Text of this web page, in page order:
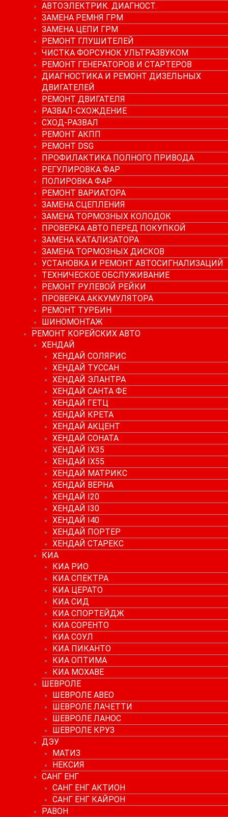
АВТОЭЛЕКТРИК. ДИАГНОСТ.
ЗАМЕНА РЕМНЯ ГРМ
ЗАМЕНА ЦЕПИ ГРМ
РЕМОНТ ГЛУШИТЕЛЕЙ
ЧИСТКА ФОРСУНОК УЛЬТРАЗВУКОМ
РЕМОНТ ГЕНЕРАТОРОВ И СТАРТЕРОВ
ДИАГНОСТИКА И РЕМОНТ ДИЗЕЛЬНЫХ
ДВИГАТЕЛЕЙ
РЕМОНТ ДВИГАТЕЛЯ
РАЗВАЛ-СХОЖДЕНИЕ
СХОД-РАЗВАЛ
РЕМОНТ АКПП
РЕМОНТ DSG
ПРОФИЛАКТИКА ПОЛНОГО ПРИВОДА
РЕГУЛИРОВКА ФАР
ПОЛИРОВКА ФАР
РЕМОНТ ВАРИАТОРА
ЗАМЕНА СЦЕПЛЕНИЯ
ЗАМЕНА ТОРМОЗНЫХ КОЛОДОК
ПРОВЕРКА АВТО ПЕРЕД ПОКУПКОЙ
ЗАМЕНА КАТАЛИЗАТОРА
ЗАМЕНА ТОРМОЗНЫХ ДИСКОВ
УСТАНОВКА И РЕМОНТ АВТОСИГНАЛИЗАЦИЙ
ТЕХНИЧЕСКОЕ ОБСЛУЖИВАНИЕ
РЕМОНТ РУЛЕВОЙ РЕЙКИ
ПРОВЕРКА АККУМУЛЯТОРА
РЕМОНТ ТУРБИН
ШИНОМОНТАЖ
РЕМОНТ КОРЕЙСКИХ АВТО
ХЕНДАЙ
ХЕНДАЙ СОЛЯРИС
ХЕНДАЙ ТУССАН
ХЕНДАЙ ЭЛАНТРА
ХЕНДАЙ САНТА ФЕ
ХЕНДАЙ ГЕТЦ
ХЕНДАЙ КРЕТА
ХЕНДАЙ АКЦЕНТ
ХЕНДАЙ СОНАТА
ХЕНДАЙ IX35
ХЕНДАЙ IX55
ХЕНДАЙ МАТРИКС
ХЕНДАЙ ВЕРНА
ХЕНДАЙ I20
ХЕНДАЙ I30
ХЕНДАЙ I40
ХЕНДАЙ ПОРТЕР
ХЕНДАЙ СТАРЕКС
КИА
КИА РИО
КИА СПЕКТРА
КИА ЦЕРАТО
КИА СИД
КИА СПОРТЕЙДЖ
КИА СОРЕНТО
КИА СОУЛ
КИА ПИКАНТО
КИА ОПТИМА
КИА МОХАВЕ
ШЕВРОЛЕ
ШЕВРОЛЕ АВЕО
ШЕВРОЛЕ ЛАЧЕТТИ
ШЕВРОЛЕ ЛАНОС
ШЕВРОЛЕ КРУЗ
ДЭУ
МАТИЗ
НЕКСИЯ
САНГ ЕНГ
САНГ ЕНГ АКТИОН
САНГ ЕНГ КАЙРОН
РАВОН